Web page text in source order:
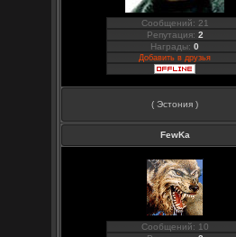
Сообщений: 21
Репутация: 2
Награды:0
Добавить в друзья
( Эстония )
FewKa
Сообщений: 10